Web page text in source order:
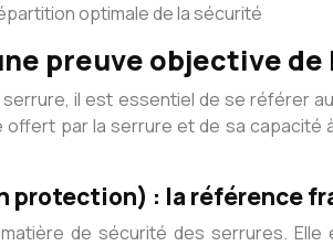
optimale de la sécurité
preuve objective de
serrure, il est essentiel de se
par la serrure et de sa
protection) : la référence
de sécurité des serrures.